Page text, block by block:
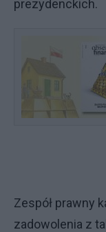
prezydenckich.
Zespół prawny
zadowolenia z